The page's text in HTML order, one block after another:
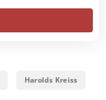
Harolds Kreiss